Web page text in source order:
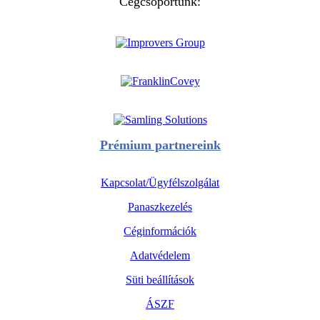
Prémium partnereink
Kapcsolat/Ügyfélszolgálat
Panaszkezelés
Céginformációk
Adatvédelem
Süti beállítások
ÁSZF